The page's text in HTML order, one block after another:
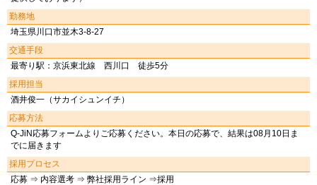
勤務地
埼玉県川口市並木3-8-27
交通手段
最寄り駅：京浜東北線 西川口 徒歩5分
採用担当
酒井俊一（サカイシュンイチ）
応募方法
Q-JiN応募フォームよりご応募ください。本日の応募で、結果は08月10日ま
でに届きます
採用プロセス
応募 ⇒ 内容選考 ⇒ 弊社採用ライン ⇒採用